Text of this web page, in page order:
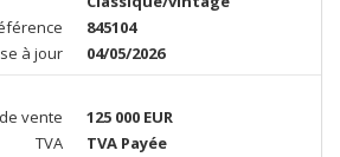
845104
à jour
04/05/2026
vente
125 000 EUR
TVA
TVA Payée